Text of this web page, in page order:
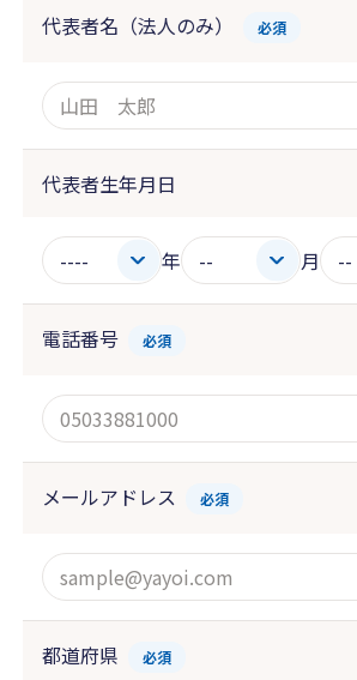
代表者名（法人のみ） 必須
代表者生年月日
年 月
電話番号 必須
メールアドレス 必須
都道府県 必須